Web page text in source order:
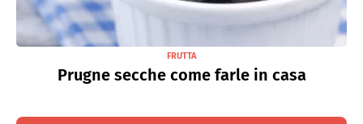
FRUTTA
Prugne secche come farle in casa